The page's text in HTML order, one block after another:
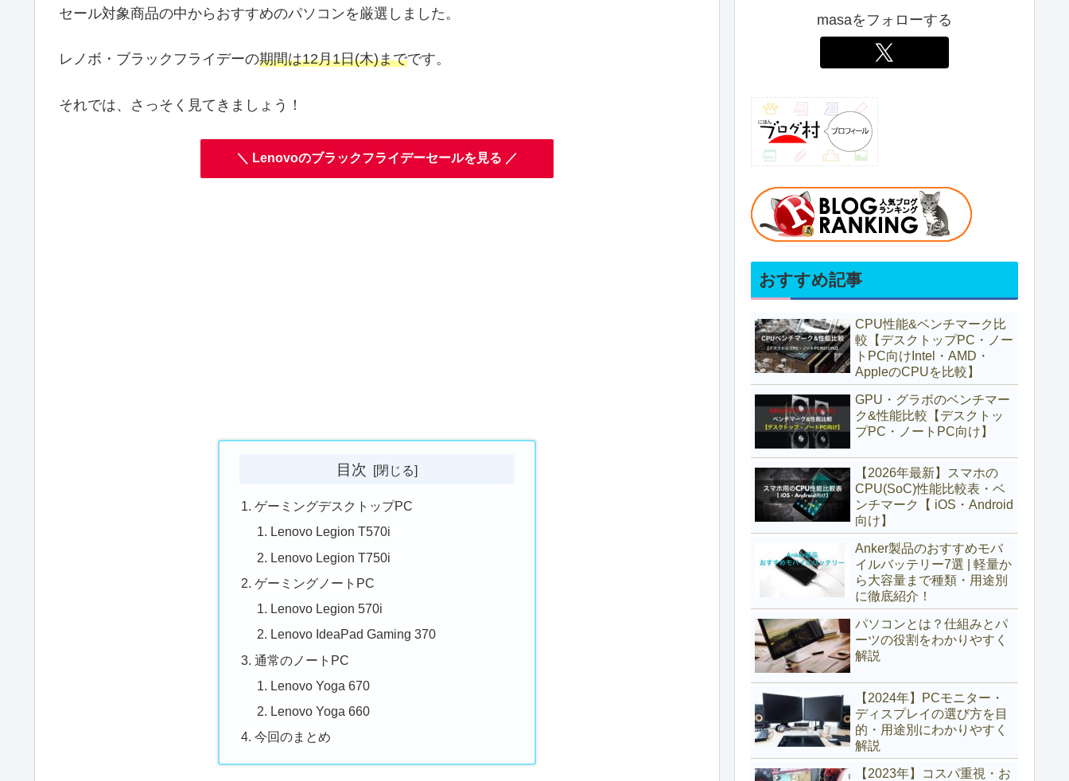
セール対象商品の中からおすすめのパソコンを厳選しました。
レノボ・ブラックフライデーの期間は12月1日(木)までです。
それでは、さっそく見てきましょう！
＼ Lenovoのブラックフライデーセールを見る ／
目次
ゲーミングデスクトップPC
Lenovo Legion T570i
Lenovo Legion T750i
ゲーミングノートPC
Lenovo Legion 570i
Lenovo IdeaPad Gaming 370
通常のノートPC
Lenovo Yoga 670
Lenovo Yoga 660
今回のまとめ
masaをフォローする
おすすめ記事
CPU性能&ベンチマーク比
較【デスクトップPC・ノー
トPC向けIntel・AMD・
AppleのCPUを比較】
GPU・グラボのベンチマー
ク&性能比較【デスクトッ
プPC・ノートPC向け】
【2026年最新】スマホの
CPU(SoC)性能比較表・ベ
ンチマーク【 iOS・Android
向け】
Anker製品のおすすめモバ
イルバッテリー7選 | 軽量か
ら大容量まで種類・用途別
に徹底紹介！
パソコンとは？仕組みとパ
ーツの役割をわかりやすく
解説
【2024年】PCモニター・
ディスプレイの選び方を目
的・用途別にわかりやすく
解説
【2023年】コスパ重視・お